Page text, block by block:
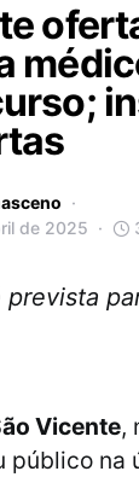
de 2025
Vicente,
público na